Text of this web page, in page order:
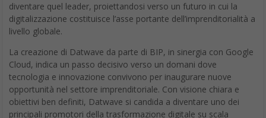
riservati - MMEDIA
Partita IVA 03339380135 - Reg. Trib. Milano
n. 409 del 21/7/2011 - ROC n. 21424 del
3/8/2011